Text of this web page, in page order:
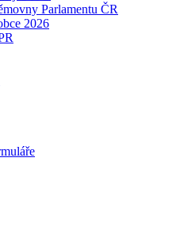
Parlamentu ČR
2026